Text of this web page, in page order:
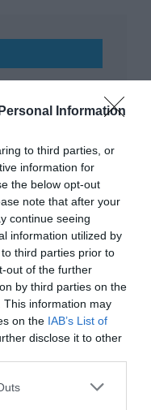
Information
to third parties, or
information for
the below opt-out
note that after your
continue seeing
information utilized by
third parties prior to
out of the further
by third parties on the
This information may
on the IAB’s List of
disclose it to other
one or more Google
magának
upja tiéd lehet